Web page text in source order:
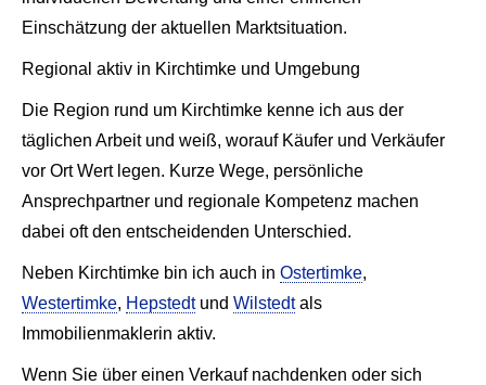
Einschätzung der aktuellen Marktsituation.
Regional aktiv in Kirchtimke und Umgebung
Die Region rund um Kirchtimke kenne ich aus der
täglichen Arbeit und weiß, worauf Käufer und Verkäufer
vor Ort Wert legen. Kurze Wege, persönliche
Ansprechpartner und regionale Kompetenz machen
dabei oft den entscheidenden Unterschied.
Neben Kirchtimke bin ich auch in Ostertimke,
Westertimke, Hepstedtund Wilstedtals
Immobilienmaklerin aktiv.
Wenn Sie über einen Verkauf nachdenken oder sich